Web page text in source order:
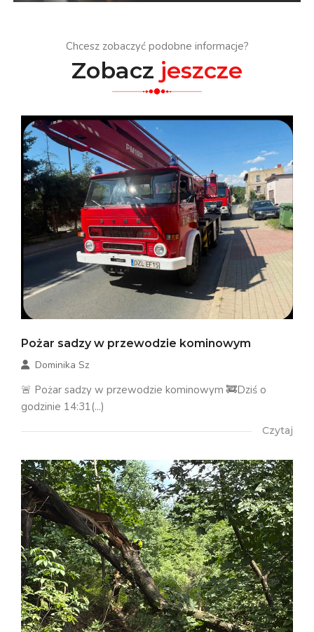
Chcesz zobaczyć podobne informacje?
Zobacz jeszcze
Pożar sadzy w przewodzie kominowym
Dominika Sz
🚨 Pożar sadzy w przewodzie kominowym 🚒Dziś o
godzinie 14:31(...)
Czytaj